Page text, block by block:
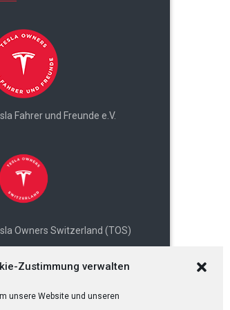
Zustimmung verwalten
unsere Website und unseren
Fahrer und Freunde e.V.
Owners Switzerland (TOS)